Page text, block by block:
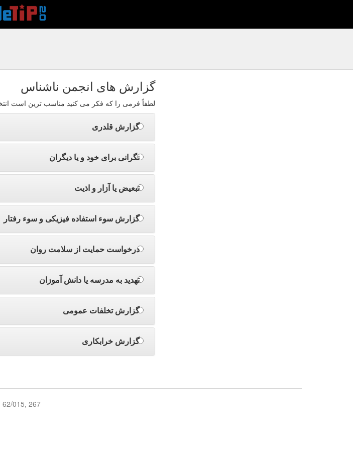
گزارش های انجمن ناشناس
لطفاً فرمی را که فکر می کنید مناسب ترین است
گزارش قلدری
نگرانی برای خود و یا دیگران
تبعیض یا آزار و اذیت
گزارش سوء استفاده فیزیکی و سوء رفتار
درخواست حمایت از سلامت روان
تهدید به مدرسه یا دانش آموزان
گزارش تخلفات عمومی
گزارش خرابکاری
62/015, 267